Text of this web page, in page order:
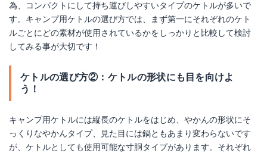
為、コンパクトにして持ち運びしやすいタイプのケトルが多いで
す。キャンプ用ケトルの選び方では、まず第一にそれぞれのケト
ルごとにどの素材が使用されているかをしっかりと比較して検討
してみる事が大切です！
ケトルの選び方②：ケトルの形状にも目を向けよ
う！
キャンプ用ケトルには縦長のケトルをはじめ、やかんの形状にそ
っくりなやかんタイプ、見た目には鍋ともあまり変わらないです
が、ケトルとしても使用可能な寸胴タイプがあります。それぞれ